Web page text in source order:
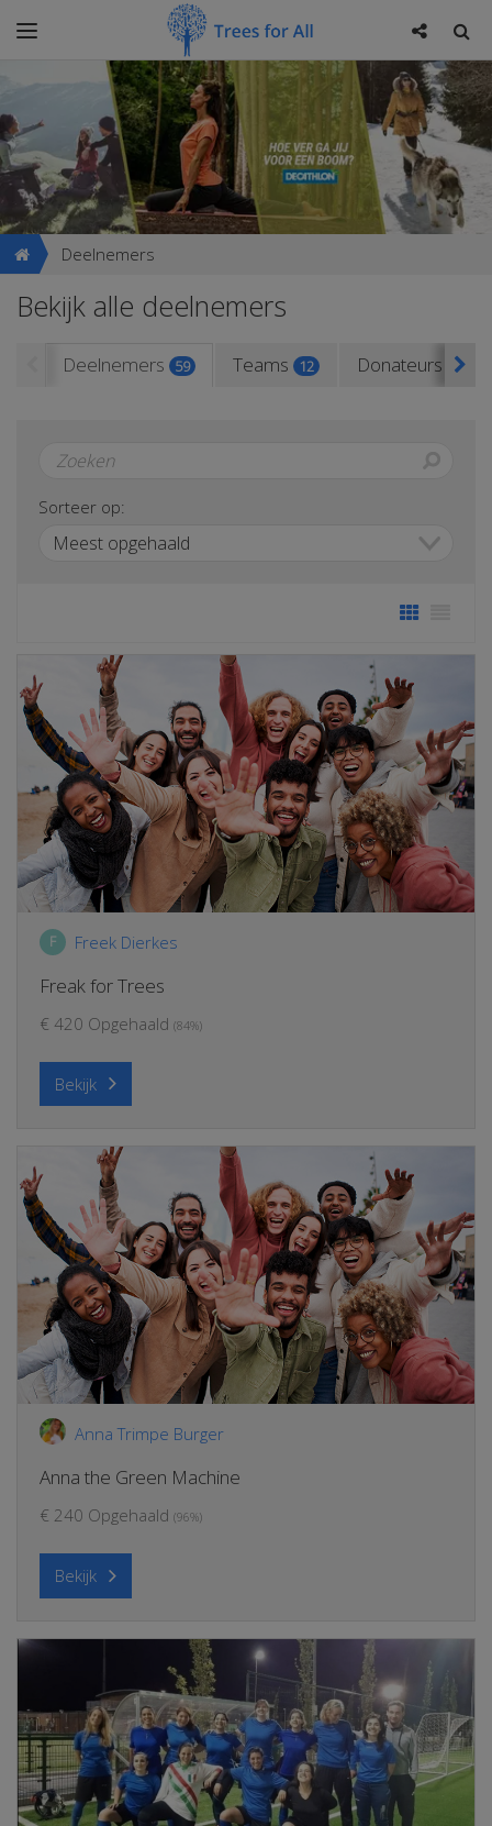
Deelnemers
Bekijk alle deelnemers
Deelnemers 59 Teams 12 Donateurs 156
Sorteer op:
F Freek Dierkes
Freak for Trees
€ 420 Opgehaald (84%)
Bekijk
Anna Trimpe Burger
Anna the Green Machine
€ 240 Opgehaald (96%)
Bekijk